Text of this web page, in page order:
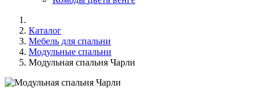
Каталог
Мебель для спальни
Модульные спальни
Модульная спальня Чарли